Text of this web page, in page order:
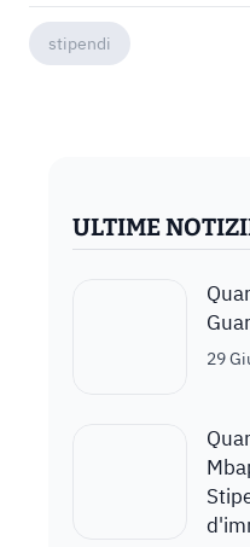
stipendi
ULTIME
29